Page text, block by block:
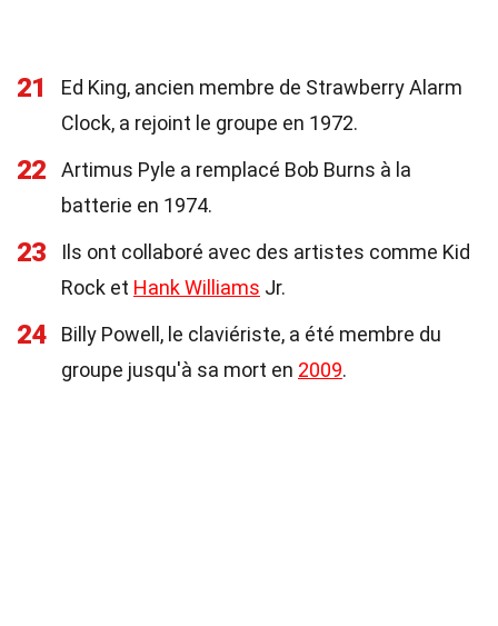
21
Ed King, ancien membre de Strawberry Alarm
Clock, a rejoint le groupe en 1972.
22
Artimus Pyle a remplacé Bob Burns à la
batterie en 1974.
23
Ils ont collaboré avec des artistes comme Kid
Rock et Hank Williams Jr.
24
Billy Powell, le claviériste, a été membre du
groupe jusqu'à sa mort en 2009.